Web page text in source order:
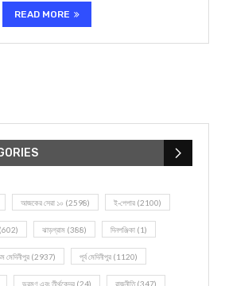
READ MORE
আজকের সেরা ১০ (2598) ই-পেপার (2100)
(602) ঝাড়গ্রাম (388) দিনপঞ্জিকা (1)
মেদিনীপুর (2937) পূর্ব মেদিনীপুর (1120)
ভ্রমণ এবং তীর্থকেন্দ্র (24) রাজনীতি(347)